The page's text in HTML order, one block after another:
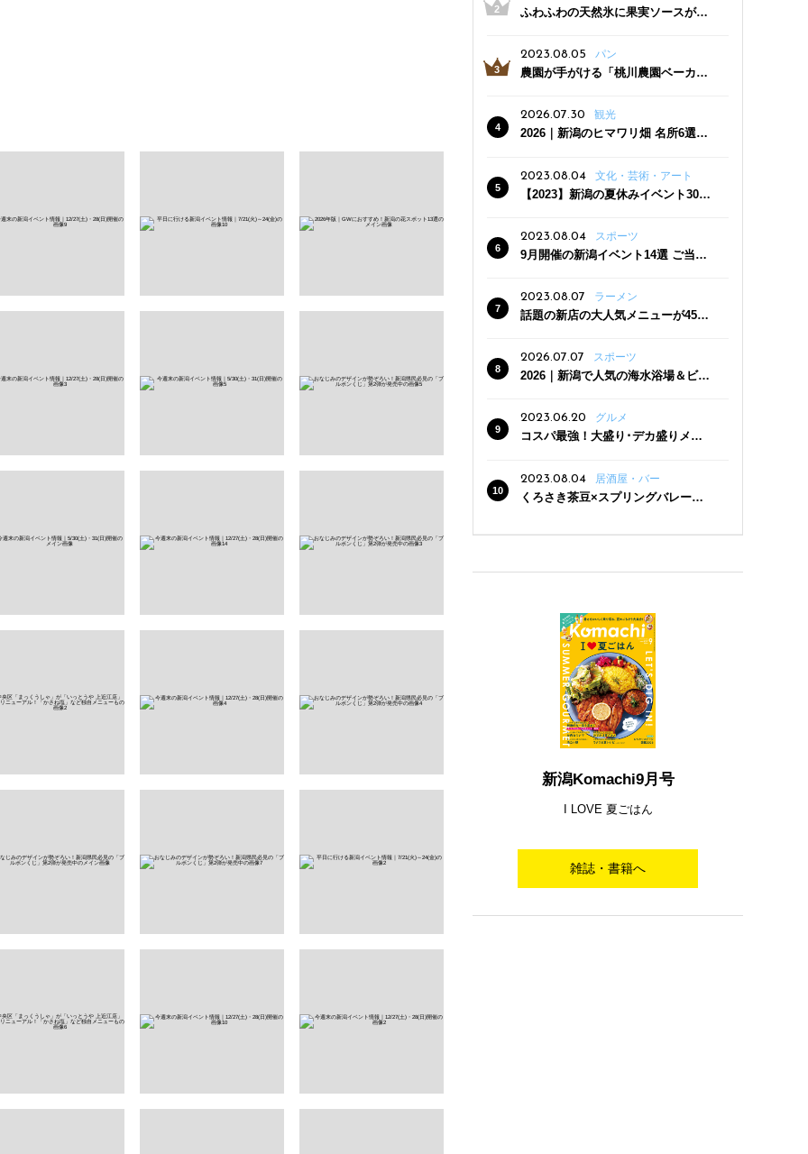
ふわふわの天然氷に果実ソースがた
三条駅近くにオープン
2023.08.05 パン
農園が手がける「桃川農園ベーカリ
った焼きたてパンのほか、ジェラー
トやスムージーも
2026.07.30 観光
2026｜新潟のヒマワリ畑 名所6選
2023.08.04
文化・芸術・アート
【2023】新潟の夏休みイベント30
2023.08.04
スポーツ
9月開催の新潟イベント14選 ご当地
2023.08.07 ラーメン
話題の新店の大人気メニューが450
クーポン登場
2026.07.07 スポーツ
2026｜新潟で人気の海水浴場＆ビー
2023.06.20
グルメ
コスパ最強！大盛り･デカ盛りメニ
2023.08.04
居酒屋・バー
くろさき茶豆×スプリングバレー豊
新潟Komachi9月号
I LOVE 夏ごはん
雑誌・書籍へ